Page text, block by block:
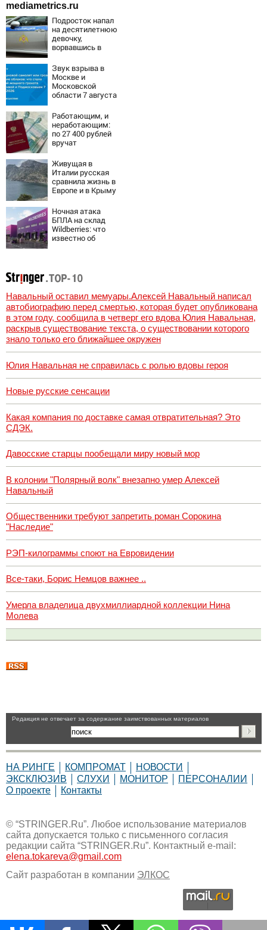
mediametrics.ru
Подросток напал
на десятилетнюю
девочку,
ворвавшись в
Звук взрыва в
Москве и
Московской
области 7 августа
Причины,
источник, откуда
был громкий
хлопок
Работающим, и
неработающим:
по 27 400 рублей
вручат
сентябре -
PrimaMedia.ru
Живущая в
Италии русская
сравнила жизнь в
Европе и в Крыму
Ночная атака
БПЛА на склад
Wildberries: что
известно об
07/08/2026 –
Новости
Навальный оставил мемуары.Алексей Навальный написал
автобиографию перед смертью, которая будет опубликована
в этом году, сообщила в четверг его вдова Юлия Навальная,
раскрыв существование текста, о существовании которого
знало только его ближайшее окружен
Юлия Навальная не справилась с ролью вдовы героя
Новые русские сенсации
Какая компания по доставке самая отвратительная? Это
СДЭК.
Давосские старцы пообещали миру новый мор
В колонии "Полярный волк" внезапно умер Алексей
Навальный
Общественники требуют запретить роман Сорокина
"Наследие"
РЭП-килограммы споют на Евровидении
Все-таки, Борис Немцов важнее ..
Умерла владелица двухмиллиардной коллекции Нина
Молева
Pедакция не отвечает за содержание заимствованных материалов
НА РИНГЕ КОМПРОМАТ
НОВОСТИ
ЭКСКЛЮЗИВ
СЛУХИ МОНИТОР
ПЕРСОНАЛИИ
О проекте
Контакты
© “STRINGER.Ru”. Любое использование материалов
сайта допускается только с письменного согласия
редакции сайта “STRINGER.Ru”. Контактный e-mail:
elena.tokareva@gmail.com
Сайт разработан в компании ЭЛКОС